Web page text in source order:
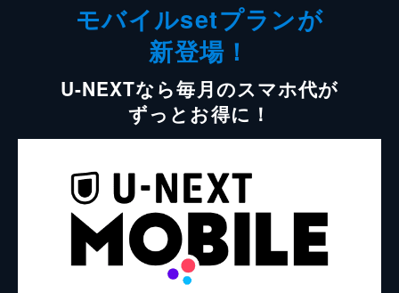
モバイルsetプランが
新登場！
U-NEXTなら毎月のスマホ代が
ずっとお得に！